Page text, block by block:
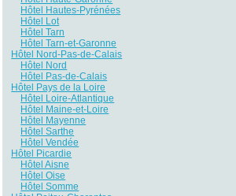
Hôtel Hautes-Pyrénées
Hôtel Lot
Hôtel Tarn
Hôtel Tarn-et-Garonne
Hôtel Nord-Pas-de-Calais
Hôtel Nord
Hôtel Pas-de-Calais
Hôtel Pays de la Loire
Hôtel Loire-Atlantique
Hôtel Maine-et-Loire
Hôtel Mayenne
Hôtel Sarthe
Hôtel Vendée
Hôtel Picardie
Hôtel Aisne
Hôtel Oise
Hôtel Somme